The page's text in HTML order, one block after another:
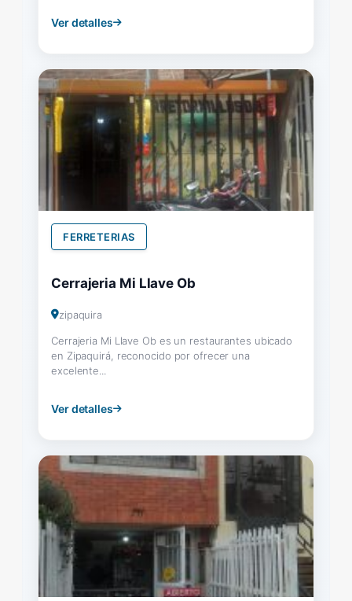
Ver detalles
FERRETERIAS
Cerrajeria Mi Llave Ob
zipaquira
Cerrajeria Mi Llave Ob es un restaurantes ubicado
en Zipaquirá, reconocido por ofrecer una
excelente...
Ver detalles